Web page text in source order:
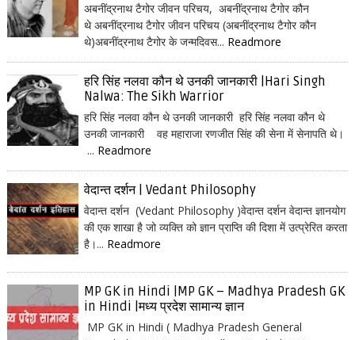
अबनींद्रनाथ टैगोर जीवन परिचय, अबनींद्रनाथ टैगोर कौन
थे अबनींद्रनाथ टैगोर जीवन परिचय (अबनींद्रनाथ टैगोर कौन
थे)अबनींद्रनाथ टैगोर के जन्मदिवस... Readmore
हरि सिंह नलवा कौन थे उनकी जानकारी |Hari Singh
Nalwa: The Sikh Warrior
हरि सिंह नलवा कौन थे उनकी जानकारी हरि सिंह नलवा कौन थे
उनकी जानकारी वह महाराजा रणजीत सिंह की सेना में सेनापति थे।
... Readmore
वेदान्त दर्शन | Vedant Philosophy
वेदान्त दर्शन (Vedant Philosophy )वेदान्त दर्शन वेदान्त ज्ञानयोग
की एक शाखा है जो व्यक्ति को ज्ञान प्राप्ति की दिशा में उत्प्रेरित करता
है।... Readmore
MP GK in Hindi |MP GK – Madhya Pradesh GK
in Hindi |मध्य प्रदेश सामान्य ज्ञान
MP GK in Hindi ( Madhya Pradesh General